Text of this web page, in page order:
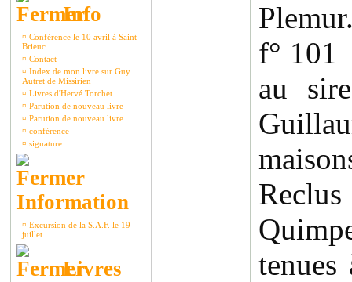
Info
¤ Conférence le 10 avril à Saint-
Brieuc
¤ Contact
¤ Index de mon livre sur Guy
Autret de Missirien
¤ Livres d'Hervé Torchet
¤ Parution de nouveau livre
¤ Parution de nouveau livre
¤ conférence
¤ signature
Information
¤ Excursion de la S.A.F. le 19
juillet
Livres
f°
au
tenues